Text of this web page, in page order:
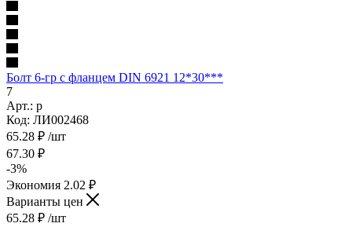
Болт 6-гр с фланцем DIN 6921 12*30***
7
Арт.: р
Код: ЛИ002468
65.28 ₽ /шт
67.30 ₽
-3%
Экономия 2.02 ₽
Варианты цен
65.28 ₽ /шт